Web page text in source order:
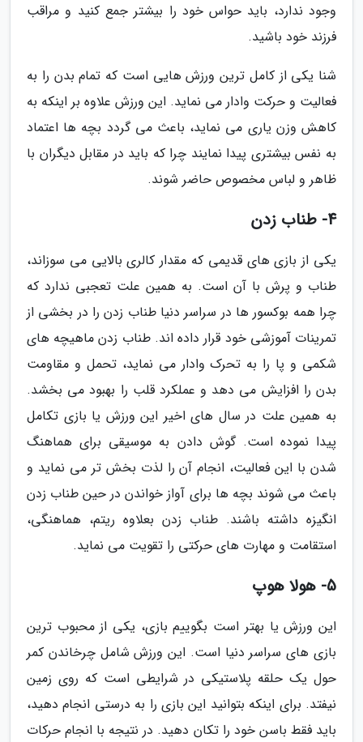
وجود ندارد، باید حواس خود را بیشتر جمع کنید و مراقب
فرزند خود باشید.
شنا یکی از کامل ترین ورزش هایی است که تمام بدن را به
فعالیت و حرکت وادار می نماید. این ورزش علاوه بر اینکه به
کاهش وزن یاری می نماید، باعث می گردد بچه ها اعتماد
به نفس بیشتری پیدا نمایند چرا که باید در مقابل دیگران با
ظاهر و لباس مخصوص حاضر شوند.
4- طناب زدن
یکی از بازی های قدیمی که مقدار کالری بالایی می سوزاند،
طناب و پرش با آن است. به همین علت تعجبی ندارد که
چرا همه بوکسور ها در سراسر دنیا طناب زدن را در بخشی از
تمرینات آموزشی خود قرار داده اند. طناب زدن ماهیچه های
شکمی و پا را به تحرک وادار می نماید، تحمل و مقاومت
بدن را افزایش می دهد و عملکرد قلب را بهبود می بخشد.
به همین علت در سال های اخیر این ورزش یا بازی تکامل
پیدا نموده است. گوش دادن به موسیقی برای هماهنگ
شدن با این فعالیت، انجام آن را لذت بخش تر می نماید و
باعث می شوند بچه ها برای آواز خواندن در حین طناب زدن
انگیزه داشته باشند. طناب زدن بعلاوه ریتم، هماهنگی،
استقامت و مهارت های حرکتی را تقویت می نماید.
5- هولا هوپ
این ورزش یا بهتر است بگوییم بازی، یکی از محبوب ترین
بازی های سراسر دنیا است. این ورزش شامل چرخاندن کمر
حول یک حلقه پلاستیکی در شرایطی است که روی زمین
نیفتد. برای اینکه بتوانید این بازی را به درستی انجام دهید،
باید فقط باسن خود را تکان دهید. در نتیجه با انجام حرکات